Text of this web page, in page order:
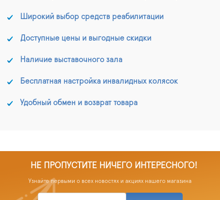
Широкий выбор средств реабилитации
Доступные цены и выгодные скидки
Наличие выставочного зала
Бесплатная настройка инвалидных колясок
Удобный обмен и возврат товара
НЕ ПРОПУСТИТЕ НИЧЕГО ИНТЕРЕСНОГО!
Узнайте первыми о всех новостях и акциях нашего магазина